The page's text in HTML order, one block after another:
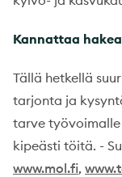
Kannattaa
Tällä hetkellä
tarjonta ja
tarve
kipeästi töitä. -
www.mol.fi,